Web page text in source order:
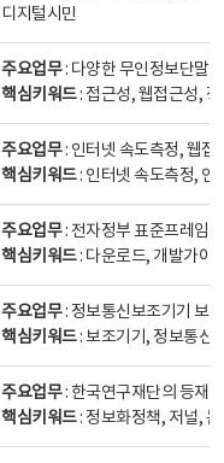
디지털시민
주요업무: 다양한 무인정보단말
핵심키워드: 접근성, 웹접근성,
주요업무: 인터넷 속도측정, 웹접
핵심키워드: 인터넷 속도측정, 인
주요업무: 전자정부 표준프레임
핵심키워드: 다운로드, 개발가이
주요업무: 정보통신보조기기 보
핵심키워드: 보조기기, 정보통신
주요업무: 한국연구재단의 등재
핵심키워드: 정보화정책, 저널,